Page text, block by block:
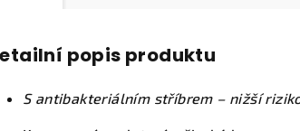
popis produktu
S antibakteriálním stříbrem – nižší